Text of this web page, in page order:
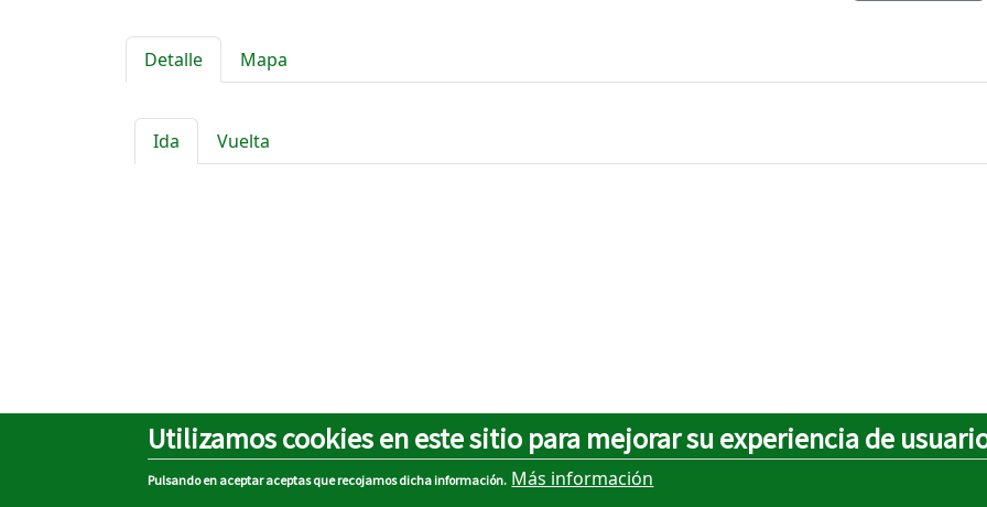
Detalle Mapa
Ida Vuelta
Sobre el portal
Utilizamos cookies en este sitio para mejorar su experiencia de
Pulsando en aceptar aceptas que recojamos dicha información. Más información